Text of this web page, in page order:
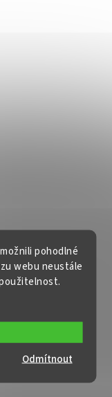
pohodlné
webu neustále
Odmítnout